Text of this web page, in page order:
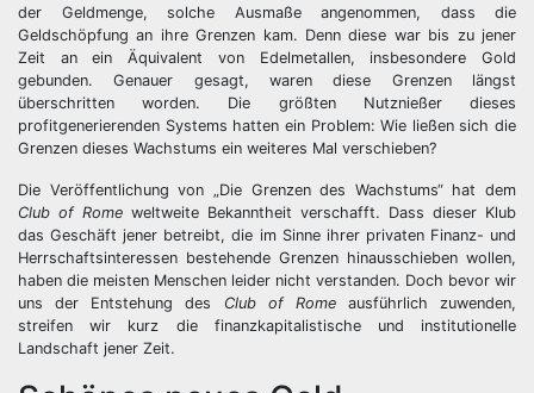
der Geldmenge, solche Ausmaße angenommen, dass die
Geldschöpfung an ihre Grenzen kam. Denn diese war bis zu jener
Zeit an ein Äquivalent von Edelmetallen, insbesondere Gold
gebunden. Genauer gesagt, waren diese Grenzen längst
überschritten worden. Die größten Nutznießer dieses
profitgenerierenden Systems hatten ein Problem: Wie ließen sich die
Grenzen dieses Wachstums ein weiteres Mal verschieben?
Die Veröffentlichung von „Die Grenzen des Wachstums“ hat dem
Club of Rome weltweite Bekanntheit verschafft. Dass dieser Klub
das Geschäft jener betreibt, die im Sinne ihrer privaten Finanz- und
Herrschaftsinteressen bestehende Grenzen hinausschieben wollen,
haben die meisten Menschen leider nicht verstanden. Doch bevor wir
uns der Entstehung des Club of Romeausführlich zuwenden,
streifen wir kurz die finanzkapitalistische und institutionelle
Landschaft jener Zeit.